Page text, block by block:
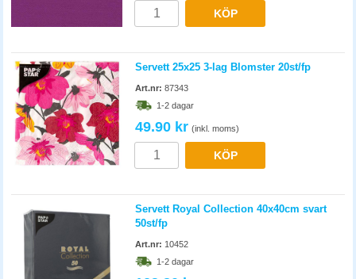
KÖP
Servett 25x25 3-lag Blomster 20st/fp
Art.nr: 87343
1-2 dagar
49.90 kr (inkl. moms)
KÖP
Servett Royal Collection 40x40cm svart
50st/fp
Art.nr: 10452
1-2 dagar